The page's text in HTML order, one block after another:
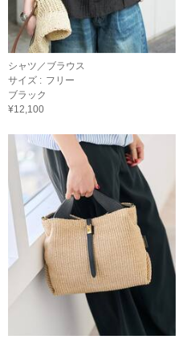
シャツ／ブラウス
サイズ : フリー
ブラック
¥12,100